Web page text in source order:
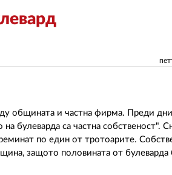
общината и частна фирма. Преди
булеварда са частна собственост".
по един от тротоарите.
защото половината от булеварда